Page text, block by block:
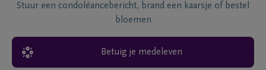
Stuur een condoléancebericht, brand een kaarsje of bestel
bloemen
Betuig je medeleven